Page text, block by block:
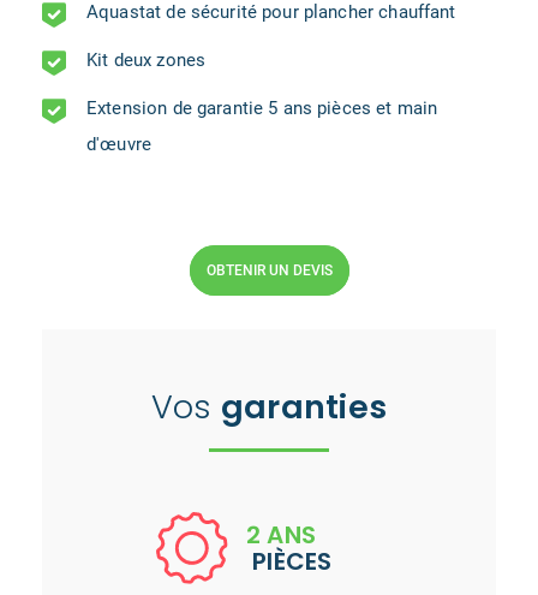
Aquastat de sécurité pour plancher chauffant
Kit deux zones
Extension de garantie 5 ans pièces et main
d'œuvre
OBTENIR UN DEVIS
Vos garanties
2 ANS
PIÈCES